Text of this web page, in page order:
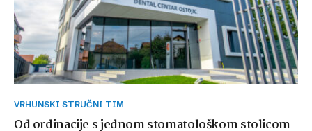
VRHUNSKI STRUČNI TIM
Od ordinacije s jednom stomatološkom stolicom